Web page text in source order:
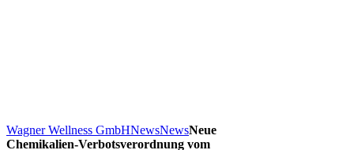
Wagner Wellness GmbHNewsNewsNeue
Chemikalien-Verbotsverordnung vom